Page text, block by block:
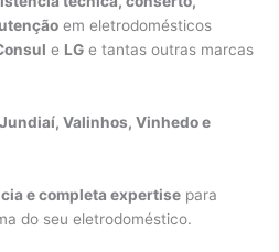
em eletrodomésticos
e LG e tantas outras marcas
Jundiaí, Valinhos, Vinhedo e
e completa expertise para
do seu eletrodoméstico.